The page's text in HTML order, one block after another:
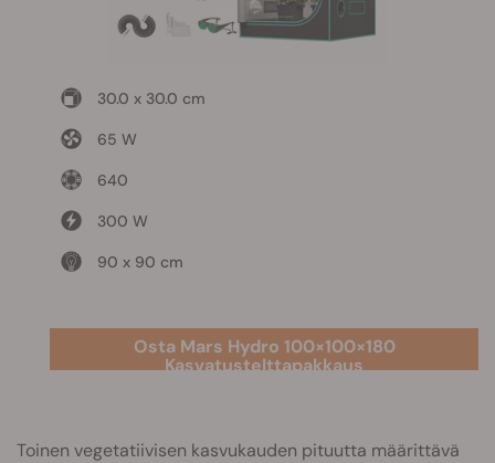
30.0 x 30.0 cm
65 W
640
300 W
90 x 90 cm
Osta Mars Hydro 100×100×180
Kasvatustelttapakkaus
Toinen vegetatiivisen kasvukauden pituutta määrittävä